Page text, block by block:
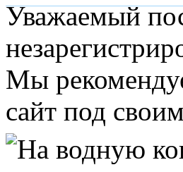
Уважаемый
Мы
сайт под